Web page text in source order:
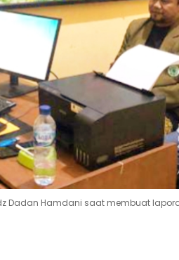
Dadan Hamdani saat membuat